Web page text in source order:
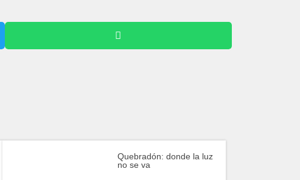
Quebradón: donde la luz
no se va